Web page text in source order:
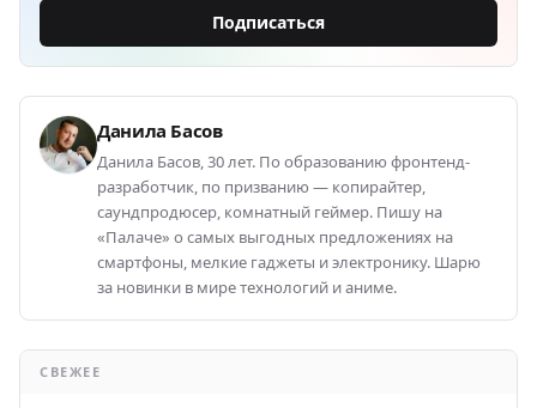
Подписаться
Данила Басов
Данила Басов, 30 лет. По образованию фронтенд-
разработчик, по призванию — копирайтер,
саундпродюсер, комнатный геймер. Пишу на
«Палаче» о самых выгодных предложениях на
смартфоны, мелкие гаджеты и электронику. Шарю
за новинки в мире технологий и аниме.
СВЕЖЕЕ